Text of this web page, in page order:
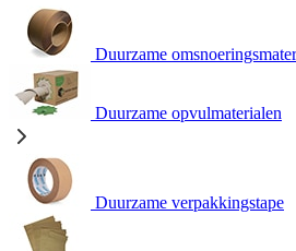
Duurzame
Duurzame opvulmaterialen
Duurzame verpakkingstape